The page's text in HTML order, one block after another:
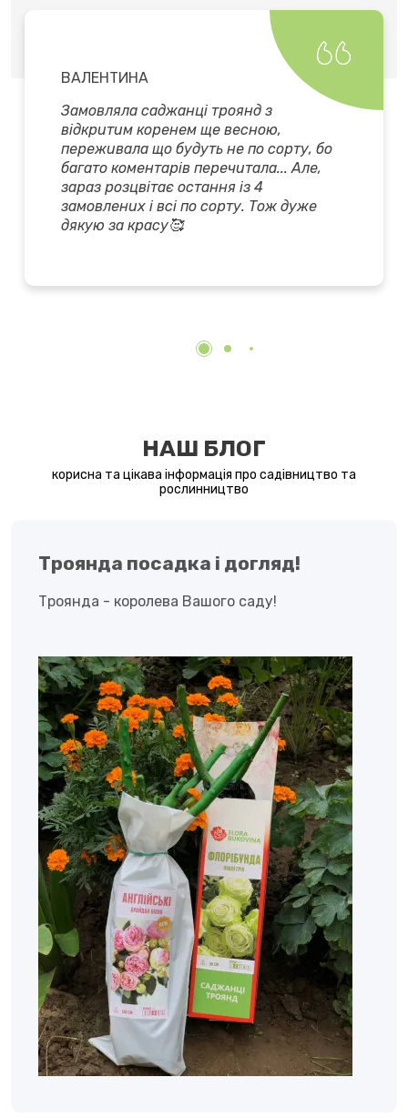
ВАЛЕНТИНА
Замовляла саджанці троянд з
відкритим коренем ще весною,
переживала що будуть не по сорту, бо
багато коментарів перечитала... Але,
зараз розцвітає остання із 4
замовлених і всі по сорту. Тож дуже
дякую за красу🥰
НАШ БЛОГ
корисна та цікава інформація про садівництво та
рослинництво
Троянда посадка і догляд!
Троянда - королева Вашого саду!